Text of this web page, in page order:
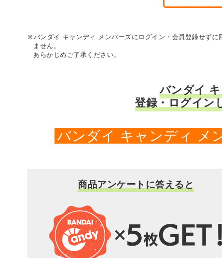
※バンダイ キャンディ メンバーズにログイン・会員登録せず
ません。
あらかじめご了承ください。
バンダイ
登録・ログイン
バンダイ キャンディ メ
商品アンケートに答えると